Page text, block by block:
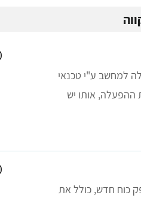
למחשב ע"י טכנאי
ההפעלה, אותו יש
כוח חדש, כולל את